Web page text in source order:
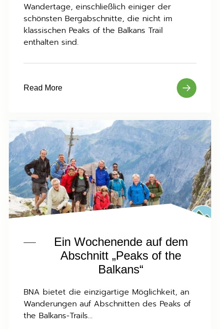
Wandertage, einschließlich einiger der
schönsten Bergabschnitte, die nicht im
klassischen Peaks of the Balkans Trail
enthalten sind.
Read More
Ein Wochenende auf dem
Abschnitt „Peaks of the
Balkans“
BNA bietet die einzigartige Möglichkeit, an
Wanderungen auf Abschnitten des Peaks of
the Balkans-Trails…